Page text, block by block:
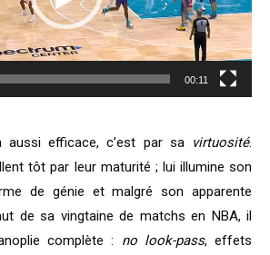
00:11
aussi efficace, c’est par sa virtuosité.
tôt par leur maturité ; lui illumine son
de génie et malgré son apparente
de sa vingtaine de matchs en NBA, il
complète : no look-pass, effets